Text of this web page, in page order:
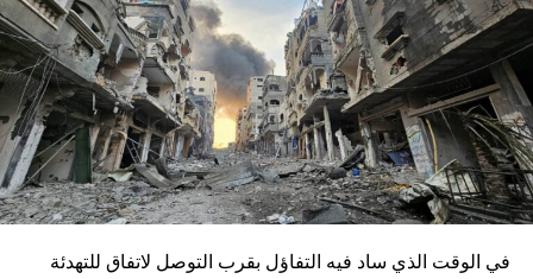
في الوقت الذي ساد فيه التفاؤل بقرب التوصل لاتفاق للتهدئة